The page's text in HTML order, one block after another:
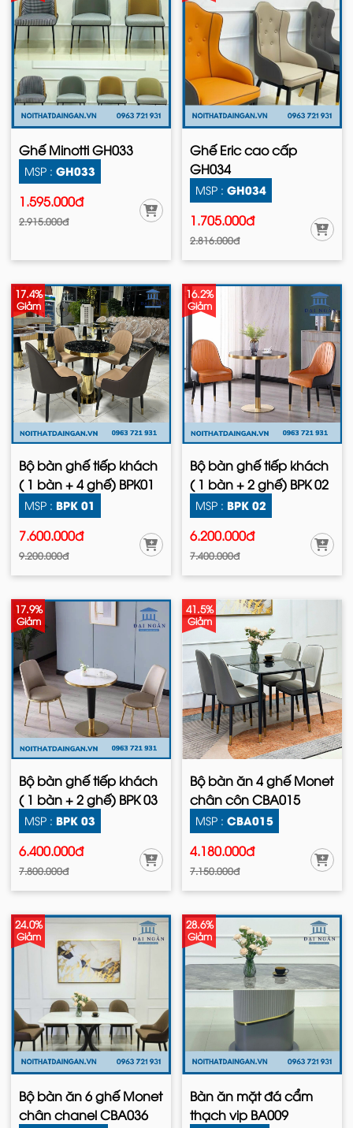
Ghế Minotti GH033
MSP : GH033
1.595.000đ
2.915.000đ
Ghế Eric cao cấp
GH034
MSP : GH034
1.705.000đ
2.816.000đ
17.4%
Giảm
Bộ bàn ghế tiếp khách
( 1 bàn + 4 ghế) BPK01
MSP : BPK 01
7.600.000đ
9.200.000đ
16.2%
Giảm
Bộ bàn ghế tiếp khách
( 1 bàn + 2 ghế) BPK 02
MSP : BPK 02
6.200.000đ
7.400.000đ
17.9%
Giảm
Bộ bàn ghế tiếp khách
( 1 bàn + 2 ghế) BPK 03
MSP : BPK 03
6.400.000đ
7.800.000đ
41.5%
Giảm
Bộ bàn ăn 4 ghế Monet
chân côn CBA015
MSP : CBA015
4.180.000đ
7.150.000đ
24.0%
Giảm
Bộ bàn ăn 6 ghế Monet
chân chanel CBA036
28.6%
Giảm
Bàn ăn mặt đá cẩm
thạch vip BA009